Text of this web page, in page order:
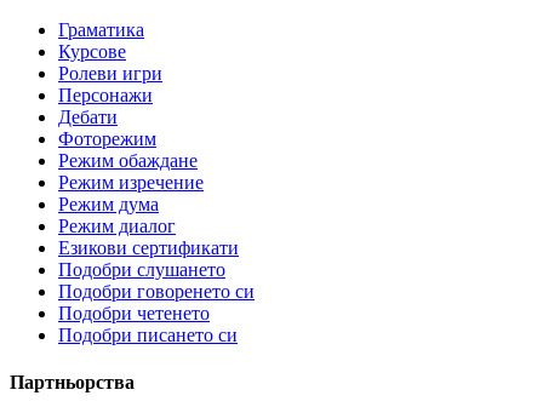
Граматика
Курсове
Ролеви игри
Персонажи
Дебати
Фоторежим
Режим обаждане
Режим изречение
Режим дума
Режим диалог
Езикови сертификати
Подобри слушането
Подобри говоренето си
Подобри четенето
Подобри писането си
Партньорства